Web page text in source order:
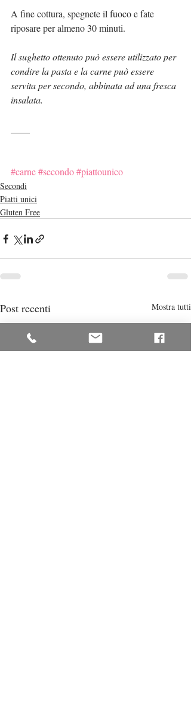
A fine cottura, spegnete il fuoco e fate
riposare per almeno 30 minuti.
Il sughetto ottenuto può essere utilizzato per
condire la pasta e la carne può essere
servita per secondo, abbinata ad una fresca
insalata.
#carne#secondo#piattounico
Secondi
Piatti unici
Gluten Free
Post recenti Mostra tutti